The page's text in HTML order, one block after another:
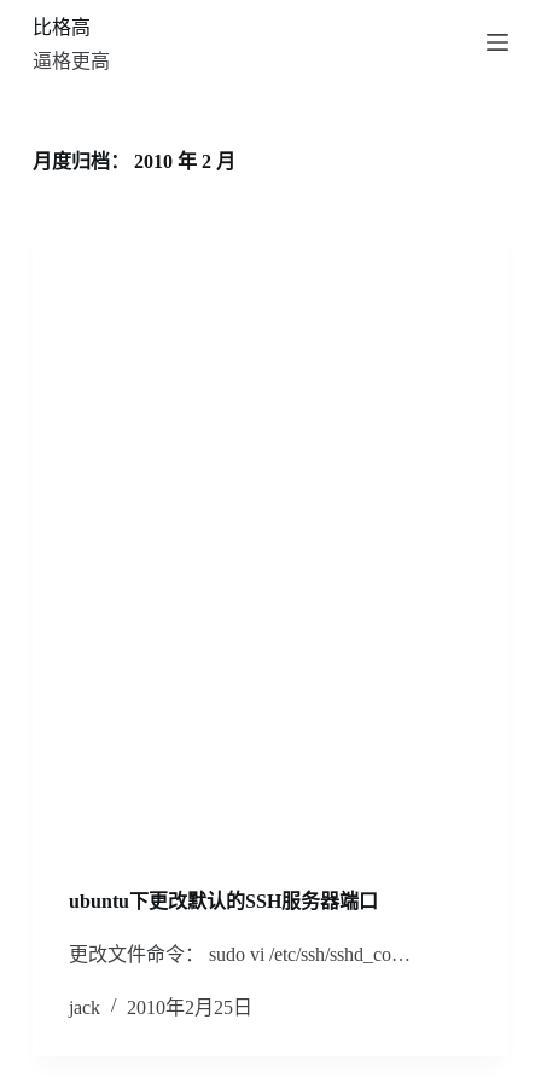
跳
过
比格高
逼格更高
月度归档： 2010 年 2 月
ubuntu下更改默认的SSH服务器端口
更改文件命令： sudo vi /etc/ssh/sshd_co…
jack 2010年2月25日